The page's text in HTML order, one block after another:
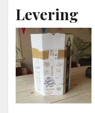
Levering